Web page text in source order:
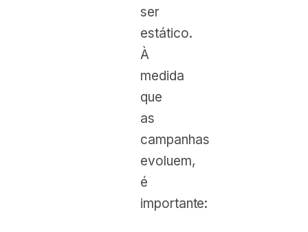
ser
estático.
À
medida
que
as
campanhas
evoluem,
é
importante: